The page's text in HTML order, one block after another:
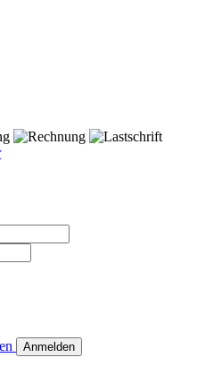
Anmelden